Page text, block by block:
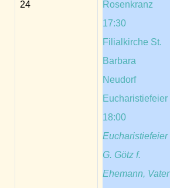
24
Rosenkranz
17:30
Filialkirche St.
Barbara
Neudorf
Eucharistiefeier
18:00
Eucharistiefeier
G. Götz f.
Ehemann, Vater